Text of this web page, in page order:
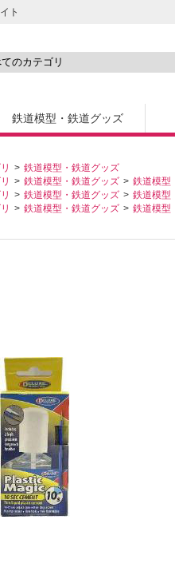
ト
鉄道模型・鉄道グッズ
鉄道模型・鉄道グッズ
鉄道模型・鉄道グッズ
鉄道模型
鉄道模型・鉄道グッズ 鉄道模型
鉄道模型・鉄道グッズ 鉄道模型